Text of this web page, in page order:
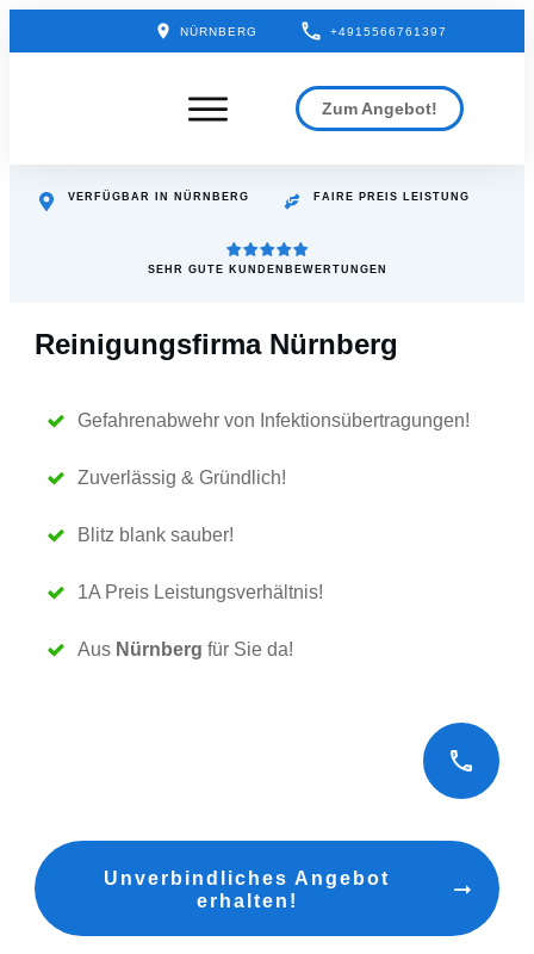
NÜRNBERG +4915566761397
Zum Angebot!
VERFÜGBAR IN NÜRNBERG FAIRE PREIS LEISTUNG
SEHR GUTE KUNDENBEWERTUNGEN
Reinigungsfirma Nürnberg
Gefahrenabwehr von Infektionsübertragungen!
Zuverlässig & Gründlich!
Blitz blank sauber!
1A Preis Leistungsverhältnis!
Aus Nürnberg für Sie da!
Unverbindliches Angebot
erhalten!